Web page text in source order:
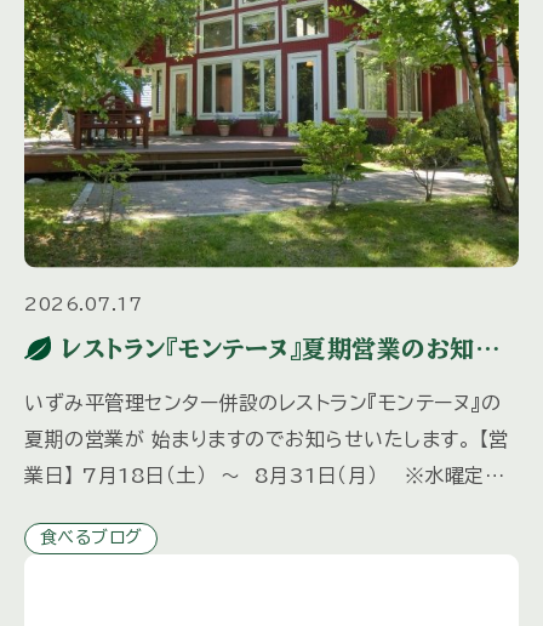
2026.07.17
レストラン『モンテーヌ』夏期営業のお知ら
いずみ平管理センター併設のレストラン『モンテーヌ』の
夏期の営業が 始まりますのでお知らせいたします。 【営
業日】 7月18日（土） ～ 8月31日（月） ※水曜定
[…]
食べるブログ